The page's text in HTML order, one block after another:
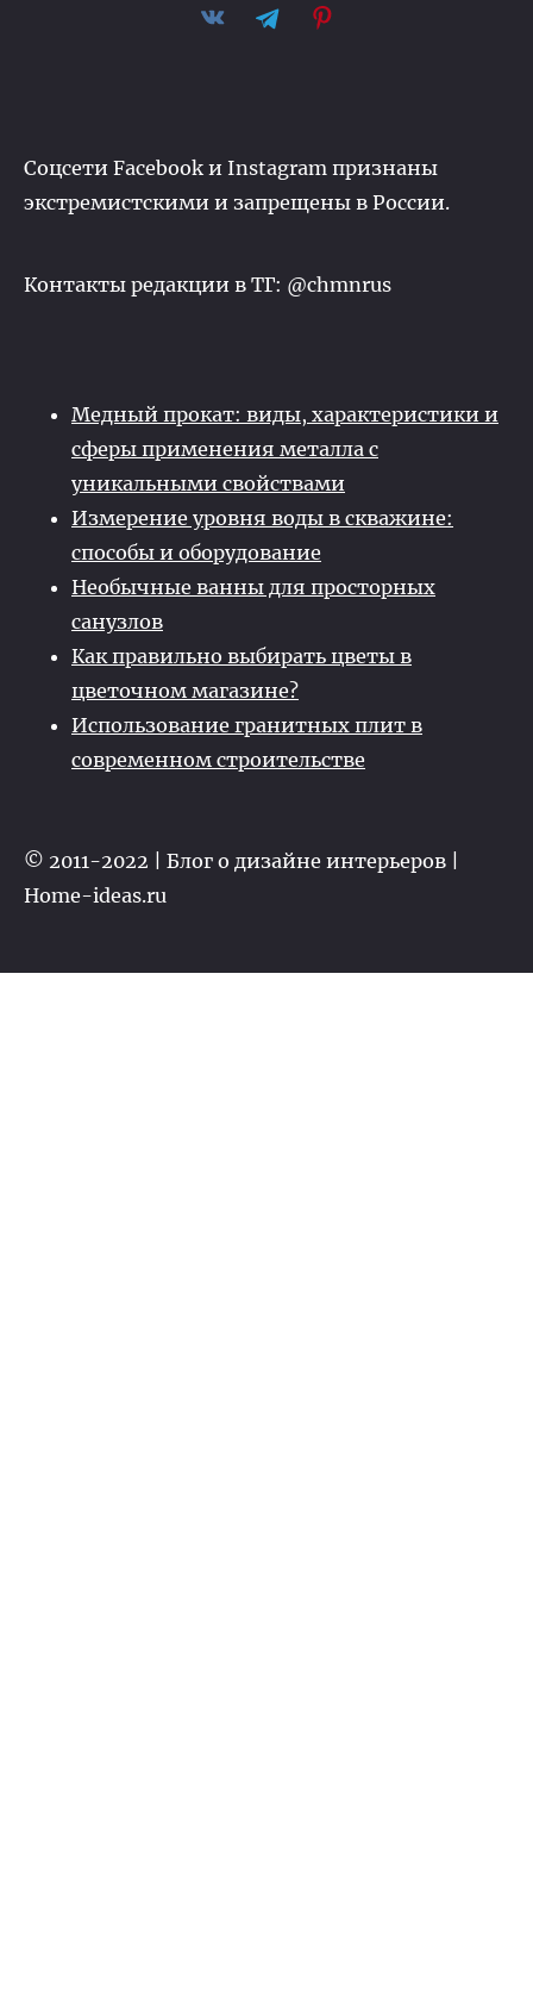
Соцсети Facebook и Instagram признаны
экстремистскими и запрещены в России.
Контакты редакции в ТГ: @chmnrus
Медный прокат: виды, характеристики и
сферы применения металла с
уникальными свойствами
Измерение уровня воды в скважине:
способы и оборудование
Необычные ванны для просторных
санузлов
Как правильно выбирать цветы в
цветочном магазине?
Использование гранитных плит в
современном строительстве
© 2011-2022 | Блог о дизайне интерьеров |
Home-ideas.ru